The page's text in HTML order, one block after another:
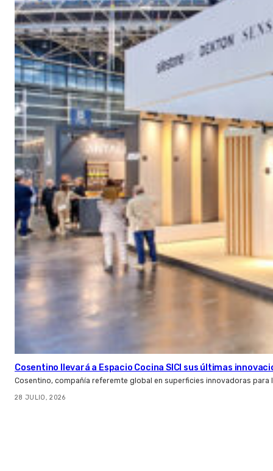
Cosentino llevará a Espacio Cocina SICI sus últimas
Cosentino, compañía referemte global en superficies innovadoras
28 JULIO, 2026